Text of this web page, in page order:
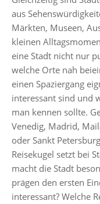
aus
Märkten, Museen,
kleinen
eine Stadt nicht nur
welche Orte nah
einen Spaziergang
interessant sind und
man kennen sollte.
Venedig, Madrid,
oder Sankt
Reisekugel setzt bei
macht die Stadt
prägen den ersten
interessant? Welche